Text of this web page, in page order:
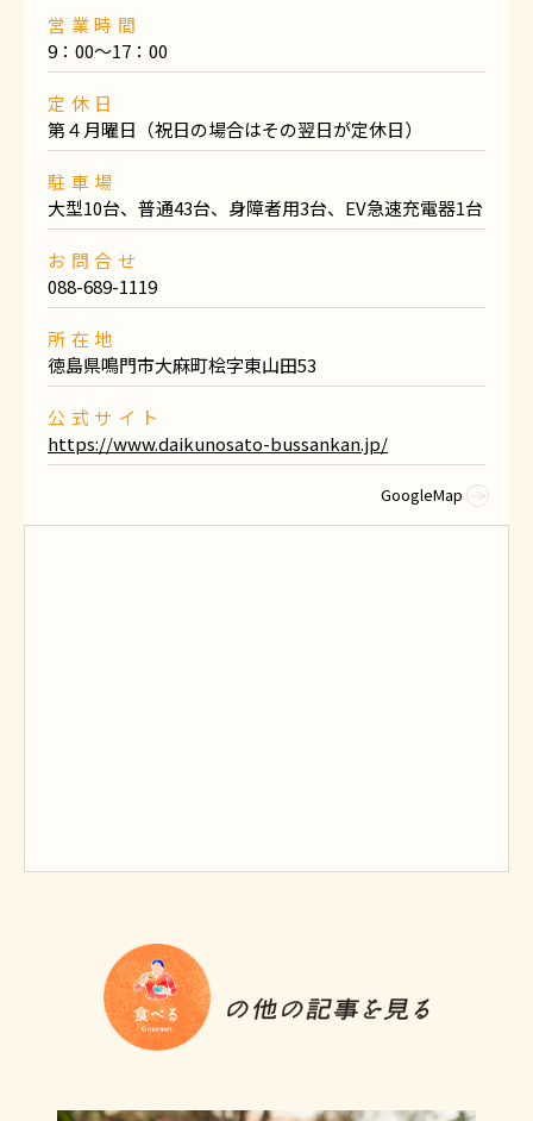
営業時間
9：00～17：00
定休日
第４月曜日（祝日の場合はその翌日が定休日）
駐車場
大型10台、普通43台、身障者用3台、EV急速充電器1台
お問合せ
088-689-1119
所在地
徳島県鳴門市大麻町桧字東山田53
公式サイト
https://www.daikunosato-bussankan.jp/
GoogleMap